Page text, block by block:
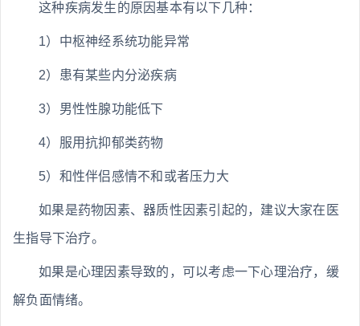
这种疾病发生的原因基本有以下几种：
1）中枢神经系统功能异常
2）患有某些内分泌疾病
3）男性性腺功能低下
4）服用抗抑郁类药物
5）和性伴侣感情不和或者压力大
如果是药物因素、器质性因素引起的，建议大家在医
生指导下治疗。
如果是心理因素导致的，可以考虑一下心理治疗，缓
解负面情绪。